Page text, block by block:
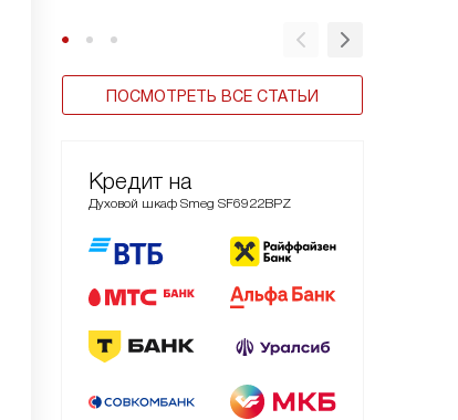
ПОСМОТРЕТЬ ВСЕ СТАТЬИ
Кредит на
Духовой шкаф Smeg SF6922BPZ